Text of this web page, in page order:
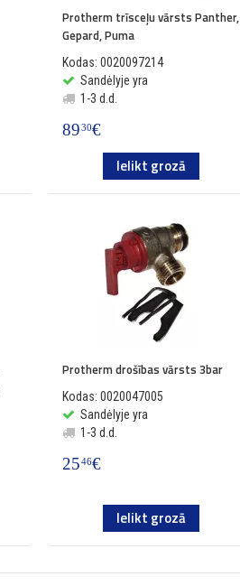
Protherm trīsceļu vārsts Panther,
Gepard, Puma
Kodas: 0020097214
Sandėlyje yra
1-3 d.d.
8930€
Ielikt grozā
Protherm drošības vārsts 3bar
Kodas: 0020047005
Sandėlyje yra
1-3 d.d.
2546€
Ielikt grozā